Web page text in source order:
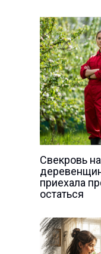
Свекровь
приехала
остаться